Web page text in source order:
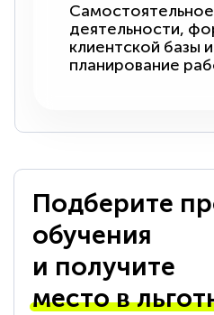
деятельности,
клиентской базы
планирование
Подберите
обучения
и получите
место в